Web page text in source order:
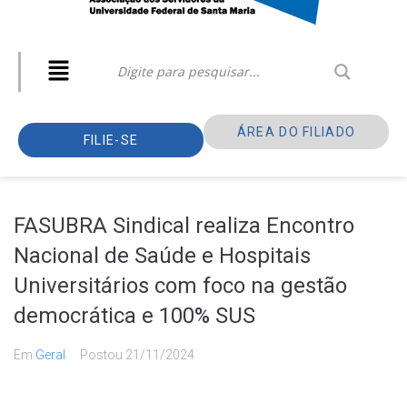
FILIE-SE
ÁREA DO FILIADO
FASUBRA Sindical realiza Encontro
Nacional de Saúde e Hospitais
Universitários com foco na gestão
democrática e 100% SUS
Em Geral Postou 21/11/2024